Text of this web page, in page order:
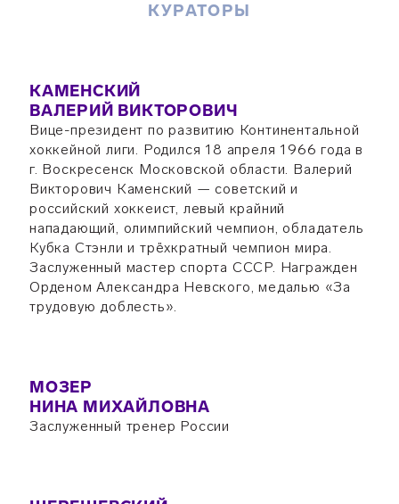
КУРАТОРЫ
КАМЕНСКИЙ
ВАЛЕРИЙ ВИКТОРОВИЧ
Вице-президент по развитию Континентальной
хоккейной лиги. Родился 18 апреля 1966 года в
г. Воскресенск Московской области. Валерий
Викторович Каменский — советский и
российский хоккеист, левый крайний
нападающий, олимпийский чемпион, обладатель
Кубка Стэнли и трёхкратный чемпион мира.
Заслуженный мастер спорта СССР. Награжден
Орденом Александра Невского, медалью «За
трудовую доблесть».
МОЗЕР
НИНА МИХАЙЛОВНА
Заслуженный тренер России